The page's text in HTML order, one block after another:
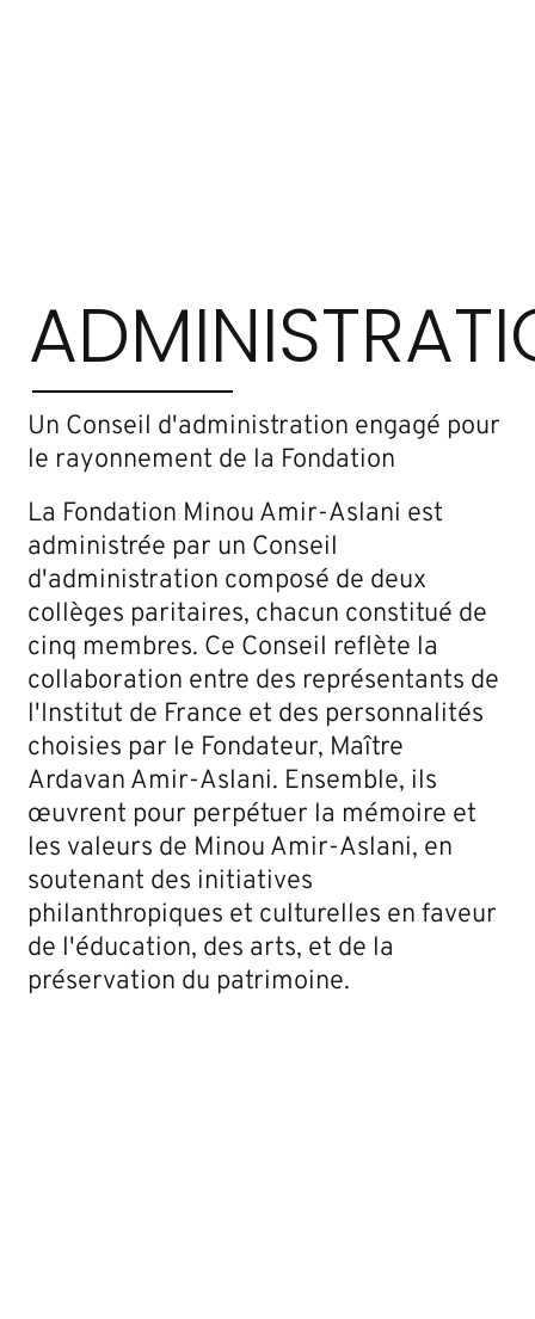
Un Conseil d'administration engagé pour
le rayonnement de la Fondation
La Fondation Minou Amir-Aslani est
administrée par un Conseil
d'administration composé de deux
collèges paritaires, chacun constitué de
cinq membres. Ce Conseil reflète la
collaboration entre des représentants de
l'Institut de France et des personnalités
choisies par le Fondateur, Maître
Ardavan Amir-Aslani. Ensemble, ils
œuvrent pour perpétuer la mémoire et
les valeurs de Minou Amir-Aslani, en
soutenant des initiatives
philanthropiques et culturelles en faveur
de l'éducation, des arts, et de la
préservation du patrimoine.